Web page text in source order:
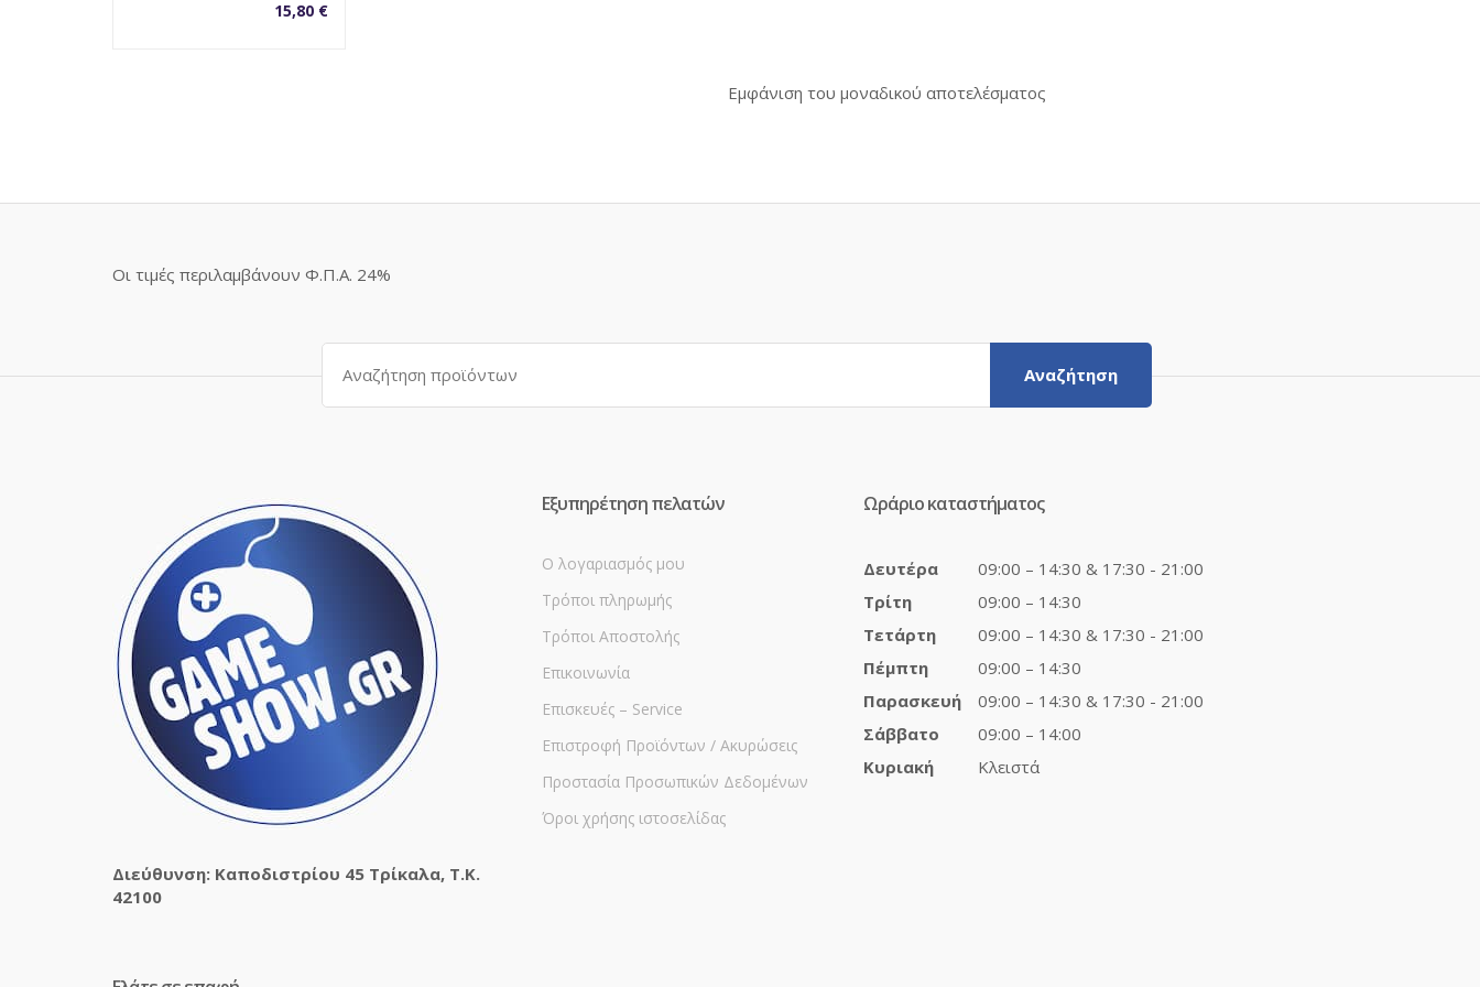
15,80 €
Εμφάνιση του μοναδικού αποτελέσματος
Οι τιμές περιλαμβάνουν Φ.Π.Α. 24%
Αναζήτηση
για:
Αναζήτηση
Διεύθυνση: Καποδιστρίου 45 Τρίκαλα, Τ.Κ.
42100
Εξυπηρέτηση πελατών
Ο λογαριασμός μου
Τρόποι πληρωμής
Τρόποι Αποστολής
Επικοινωνία
Επισκευές – Service
Επιστροφή Προϊόντων / Ακυρώσεις
Προστασία Προσωπικών Δεδομένων
Όροι χρήσης ιστοσελίδας
Ωράριο καταστήματος
Δευτέρα
09:00 – 14:30 & 17:30 - 21:00
Τρίτη
09:00 – 14:30
Τετάρτη
09:00 – 14:30 & 17:30 - 21:00
Πέμπτη
09:00 – 14:30
Παρασκευή
09:00 – 14:30 & 17:30 - 21:00
Σάββατο
09:00 – 14:00
Κυριακή
Κλειστά